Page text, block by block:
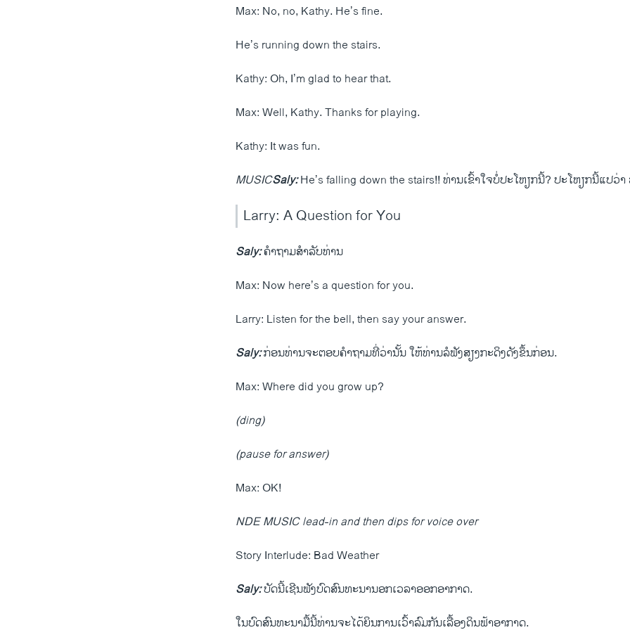
Max: No, no, Kathy. He’s fine.
He’s running down the stairs.
Kathy: Oh, I’m glad to hear that.
Max: Well, Kathy. Thanks for playing.
Kathy: It was fun.
MUSICSaly:He’s falling down the stairs!! ທ່ານ​ເຂົ້າ​ໃຈ​ບໍ່​ປະ​ໂຫຽກນີ້? ປະ​ໂຫຽກນີ້​ແປ​ວ່
Larry: A Question for You
Saly:ຄຳ​ຖາມ​ສຳລັບ​ທ່ານ
Max: Now here’s a question for you.
Larry: Listen for the bell, then say your answer.
Saly:ກ່ອນທ່ານ​ຈະ​ຕອບ​ຄໍາຖາມ​ທີ່​ວ່າ​ນັ້ນ ​ໃຫ້​ທ່ານ​ລໍ​ຟັງສຽງ​ກະດິງ​ດັງ​ຂຶ້ນ​ກ່ອນ.
Max: Where did you grow up?
(ding)
(pause for answer)
Max: OK!
NDE MUSIC lead-in and then dips for voice over
Story Interlude: Bad Weather
Saly:ບັດນີ້​ເຊີນ​ຟັງ​ບົດ​ສົນທະນາ​ນອກ​ເວລາ​ອອກ​ອາກາດ.
ໃນ​ບົດ​ສົນທະນາມື້​ນີ້​ທ່ານ​ຈະ​ໄດ້​ຍິນ​ການ​ເວົ້າ​ລົມ​ກັນ​ເລື້ອງ​ດິນ​ຟ້າ​ອາກາດ.